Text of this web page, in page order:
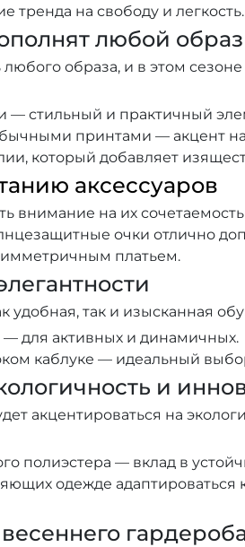
на свободу и легкость.
любой образ
образа, и в этом
— стильный и практичный
принтами — акцент
который добавляет
аксессуаров
внимание на их
очки отлично
платьем.
удобная, так и изысканная
для активных и динамичных.
каблуке — идеальный
и
акцентироваться на
полиэстера — вклад в
одежде адаптироваться